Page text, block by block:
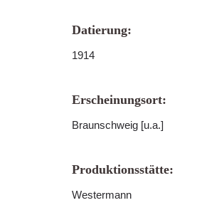
Datierung:
1914
Erscheinungsort:
Braunschweig [u.a.]
Produktionsstätte:
Westermann